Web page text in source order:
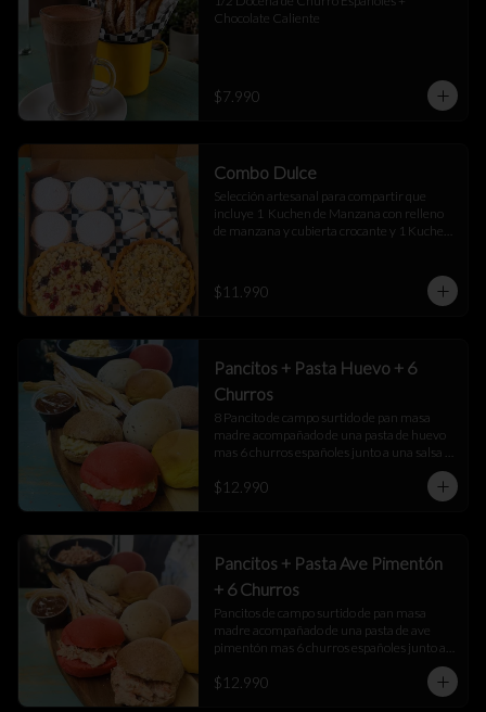
Chocolate Caliente
$7.990
Combo Dulce
Selección artesanal para compartir que
incluye 1  Kuchen de Manzana con relleno
de manzana y cubierta crocante y 1 Kuchen
alfajores de maicena rellenos de manjar
$11.990
Pancitos + Pasta Huevo + 6
Churros
8 Pancito de campo surtido de pan masa
madre acompañado de una pasta de huevo
mas 6 churros españoles junto a una salsa
$12.990
Pancitos + Pasta Ave Pimentón
+ 6 Churros
Pancitos de campo surtido de pan masa
madre acompañado de una pasta de ave
pimentón mas 6 churros españoles junto a
$12.990